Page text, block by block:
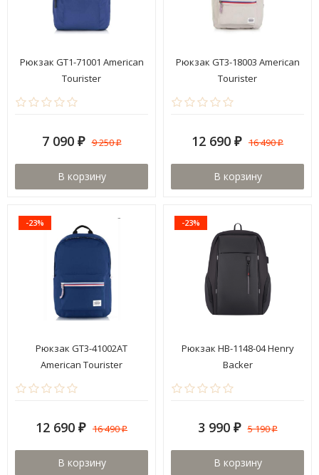
Рюкзак GT1-71001 American
Tourister
7 090 ₽ 9 250₽
В корзину
Рюкзак GT3-18003 American
Tourister
12 690 ₽ 16 490₽
В корзину
-23%
Рюкзак GT3-41002AT
American Tourister
12 690 ₽ 16 490₽
В корзину
-23%
Рюкзак HB-1148-04 Henry
Backer
3 990 ₽ 5 190₽
В корзину